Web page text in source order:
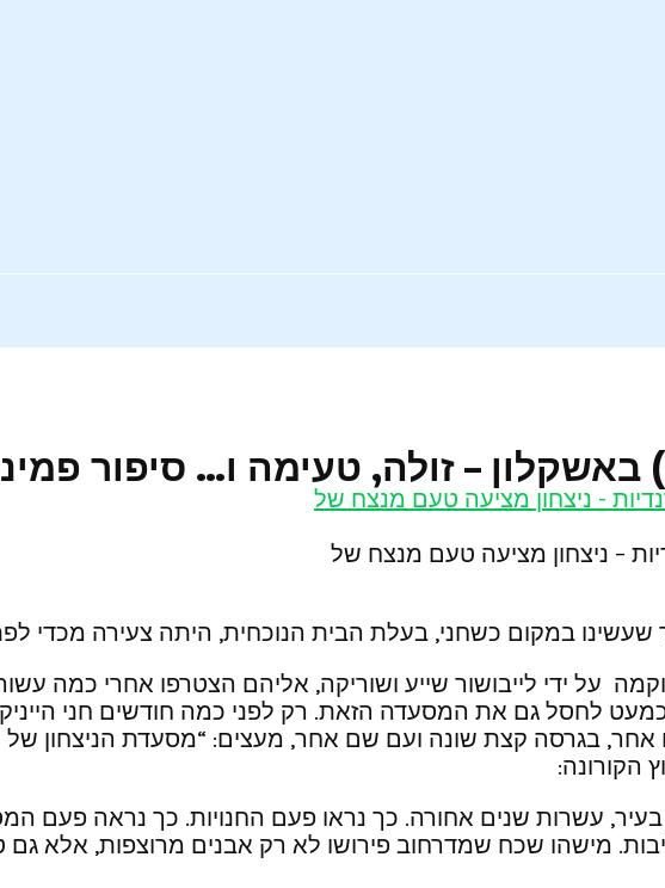
– זולה, טעימה ו… סיפור
– ניצחון מציעה טעם מנצח של
שעשינו במקום כשחני, בעלת הבית הנוכחית, היתה צעירה מכדי
על ידי לייבושור שייע ושוריקה, אליהם הצטרפו אחרי כמה
כמעט לחסל גם את המסעדה הזאת. רק לפני כמה חודשים חני
הקורונה:
עשרות שנים אחורה. כך נראו פעם החנויות. כך נראה פעם
מישהו שכח שמדרחוב פירושו לא רק אבנים מרוצפות, אלא גם טיפוח